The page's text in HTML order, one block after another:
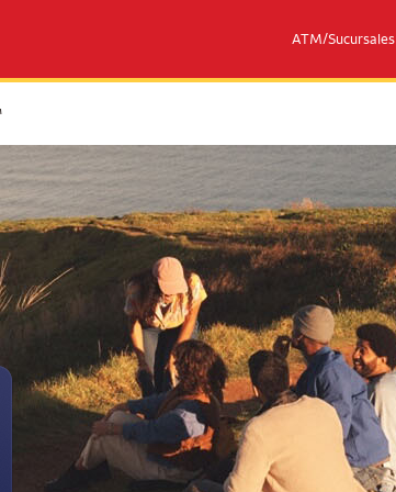
ATM/Sucursales